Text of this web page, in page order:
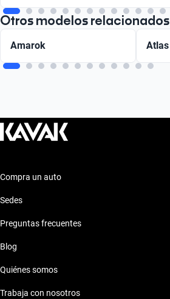
Otros modelos relacionados
Amarok Atlas
Compra un auto
Sedes
Preguntas frecuentes
Blog
Quiénes somos
Trabaja con nosotros